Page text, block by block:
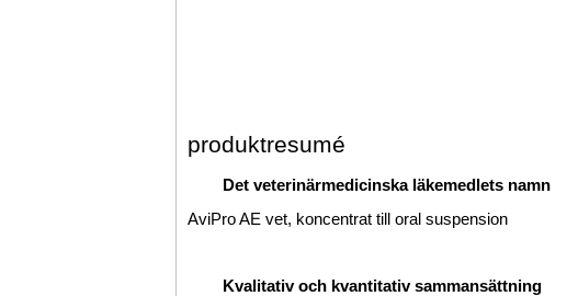
produktresumé
Det veterinärmedicinska läkemedlets namn
AviPro AE vet, koncentrat till oral suspension
Kvalitativ och kvantitativ sammansättning